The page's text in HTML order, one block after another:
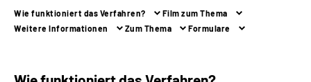
Language
Wie funktioniert das Verfahren?
Film zum Thema
Weitere Informationen
Zum Thema Formulare